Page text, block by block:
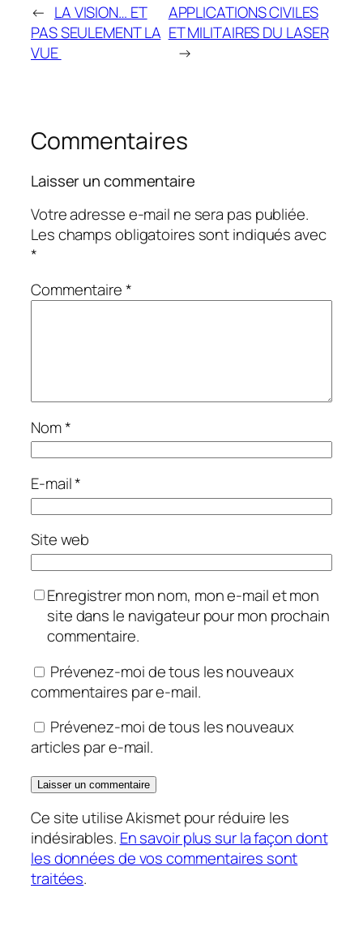
← LA VISION… ET
PAS SEULEMENT LA
VUE
APPLICATIONS CIVILES
ET MILITAIRES DU LASER
→
Commentaires
Laisser un commentaire
Votre adresse e-mail ne sera pas publiée.
Les champs obligatoires sont indiqués avec
*
Commentaire*
Nom*
E-mail*
Site web
Enregistrer mon nom, mon e-mail et mon
site dans le navigateur pour mon prochain
commentaire.
Prévenez-moi de tous les nouveaux
commentaires par e-mail.
Prévenez-moi de tous les nouveaux
articles par e-mail.
Ce site utilise Akismet pour réduire les
indésirables. En savoir plus sur la façon dont
les données de vos commentaires sont
traitées.